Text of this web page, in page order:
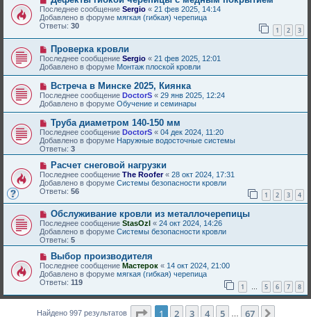
н
и
е
о
б
щ
н
е
о
в
о
е
с
о
о
б
е
н
и
е
Последнее сообщение Sergio « 21 фев 2025, 14:14
Добавлено в форуме мягкая (гибкая) черепица
Ответы: 30 1 2 3
Н
о
в
о
е
с
о
о
б
щ
е
н
и
е
Проверка кровли
Последнее сообщение Sergio « 21 фев 2025, 12:01
Добавлено в форуме Монтаж плоской кровли
Н
о
в
о
е
о
о
б
е
н
и
е
Встреча в Минске 2025, Киянка
Последнее сообщение DoctorS « 29 янв 2025, 12:24
Добавлено в форуме Обучение и семинары
Н
о
в
о
е
с
о
о
б
щ
е
н
и
е
Труба диаметром 140-150 мм
Последнее сообщение DoctorS « 04 дек 2024, 11:20
Добавлено в форуме Наружные водосточные системы
Ответы: 3
Н
о
в
о
е
с
о
о
б
щ
е
н
и
е
Расчет снеговой нагрузки
Последнее сообщение The Roofer« 28 окт 2024, 17:31
Добавлено в форуме Системы безопасности кровли
Ответы: 56 1 2 3 4
Н
о
в
о
е
с
о
б
щ
е
и
Обслуживание кровли из металлочерепицы
Последнее сообщение StasOzl « 24 окт 2024, 14:26
Добавлено в форуме Системы безопасности кровли
Ответы: 5
Н
о
в
о
с
о
Выбор производителя
Последнее сообщение Мастерок « 14 окт 2024, 21:00
Добавлено в форуме мягкая (гибкая) черепица
Ответы: 119 1 … 5 6 7 8
Найдено 997 результатов Страница из 67
1 2 3 4 5 67